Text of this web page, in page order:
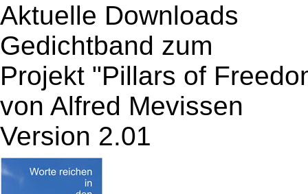
Aktuelle Downloads
Gedichtband zum
Projekt "Pillars of
von Alfred Mevissen
Version 2.01